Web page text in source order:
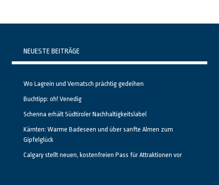
NEUESTE BEITRÄGE
Wo Lagrein und Vernatsch prächtig gedeihen
Buchtipp: oh! Venedig
Schenna erhält Südtiroler Nachhaltigkeitslabel
Kärnten: Warme Badeseen und über sanfte Almen zum
Gipfelglück
Calgary stellt neuen, kostenfreien Pass für Attraktionen vor